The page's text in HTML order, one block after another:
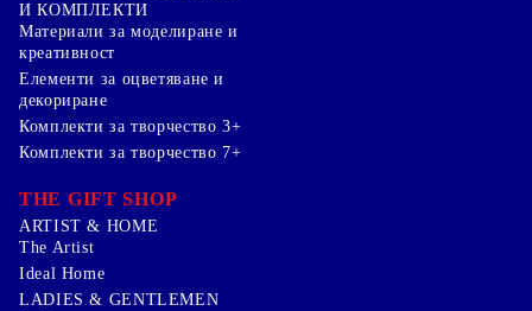
И КОМПЛЕКТИ
Mатериали за моделиране и
креативност
Елементи за оцветяване и
декориране
Комплекти за творчество 3+
Комплекти за творчество 7+
THE GIFT SHOP
ARTIST & HOME
The Artist
Ideal Home
LADIES & GENTLEMEN